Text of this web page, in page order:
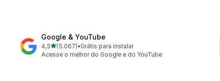
Google & YouTube
4,5de 5 estrelas
(5.067)
5067 avaliações ao todo
•Grátis para instalar
Acesse o melhor do Google e do YouTube